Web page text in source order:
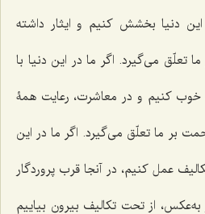
دنیا بخشش کنیم و ایثار داشته
تعلّق می‌گیرد. اگر ما در این دنیا با
خوب کنیم و در معاشرت، رعایت همۀ
بر ما تعلّق می‌گیرد. اگر ما در این
عمل کنیم، در آنجا قرب پروردگار
به‌عکس، از تحت تکالیف بیرون بیاییم